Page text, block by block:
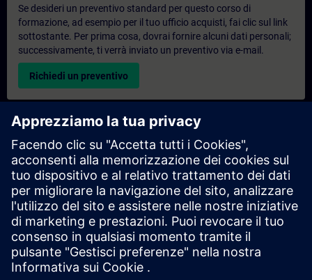
Se desideri un preventivo standard per questo corso di
formazione, ad esempio per il tuo ufficio acquisti, fai clic sul link
sottostante. Per prima cosa, dovrai fornire alcuni dati personali;
successivamente, ti verrà inviato un preventivo via e-mail.
Richiedi un preventivo
Richiesta di informazioni su corsi di formazione
esclusivi
Compila il modulo di richiesta sottostante se hai bisogno di un
preventivo per un corso di formazione esclusivo in sede,
virtualmente o presso il nostro centro di formazione SITRAIN.
Questo tipo di richiesta è adatto a gruppi più numerosi (da 6
persone in su). Dopo aver fornito i tuoi dati di contatto e le tue
esigenze formative, riceverai un preventivo da parte nostra.
Richiedi un preventivo esclusivo